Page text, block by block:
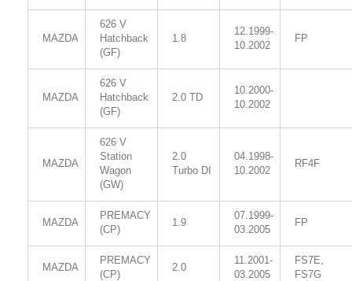
MAZDA
626 V
Hatchback
(GF)
1.8
12.1999-
10.2002
FP
MAZDA
626 V
Hatchback
(GF)
2.0 TD
10.2000-
10.2002
MAZDA
626 V
Station
Wagon
(GW)
2.0
Turbo DI
04.1998-
10.2002
RF4F
MAZDA
PREMACY
(CP)
1.9
07.1999-
03.2005
FP
MAZDA
PREMACY
(CP)
2.0
11.2001-
03.2005
FS7E,
FS7G